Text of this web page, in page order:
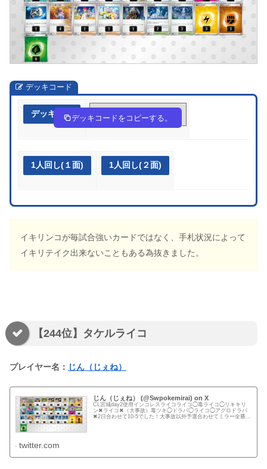
デッキコード
デッキ作成 ngHNHQ-BvRfRB-QgQg99
デッキコードをコピーする。
1人回し(１面) 1人回し(２面)
イキリンコが毎試合強いカードではなく、手札状況によって
イキリテイク出来ないこともある為抜きました。
【244位】タケルライコ
プレイヤー名： じん（じぇね）
じん（じぇね） (@Swpokemirai) on X
CL宮城day2使用インコレスライコライコ◯毒ライコ◯リキキリ
ン✖ライコ✖（大事故）毒ツキ◯ドラパ◯ライコ◯アグロドラパ
✖2日合わせて10-5でした！大事故以外予選合わせてミラー全勝で
twitter.com